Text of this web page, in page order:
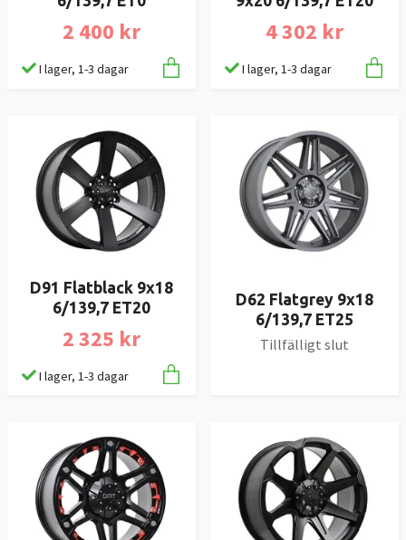
2 400 kr
I lager, 1-3 dagar
4 302 kr
I lager, 1-3 dagar
D91 Flatblack 9x18
6/139,7 ET20
2 325 kr
I lager, 1-3 dagar
D62 Flatgrey 9x18
6/139,7 ET25
Tillfälligt slut